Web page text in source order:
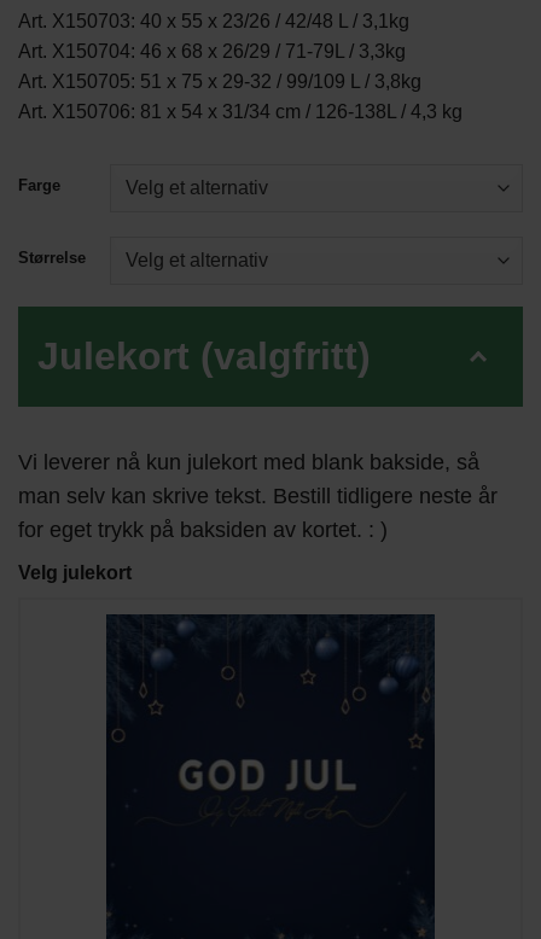
Art. X150703: 40 x 55 x 23/26 / 42/48 L / 3,1kg
Art. X150704: 46 x 68 x 26/29 / 71-79L / 3,3kg
Art. X150705: 51 x 75 x 29-32 / 99/109 L / 3,8kg
Art. X150706: 81 x 54 x 31/34 cm / 126-138L / 4,3 kg
Farge
Størrelse
Julekort (valgfritt)
Vi leverer nå kun julekort med blank bakside, så
man selv kan skrive tekst. Bestill tidligere neste år
for eget trykk på baksiden av kortet. : )
Velg julekort